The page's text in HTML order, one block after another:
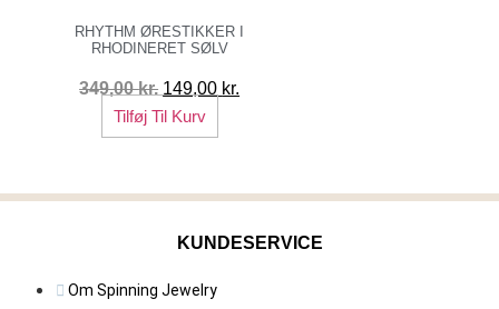
RHYTHM ØRESTIKKER I
RHODINERET SØLV
349,00kr. Den
oprindelige
pris
349,00 kr..
149,00 kr.
149,00 kr..
Tilføj Til Kurv
KUNDESERVICE
Om Spinning Jewelry